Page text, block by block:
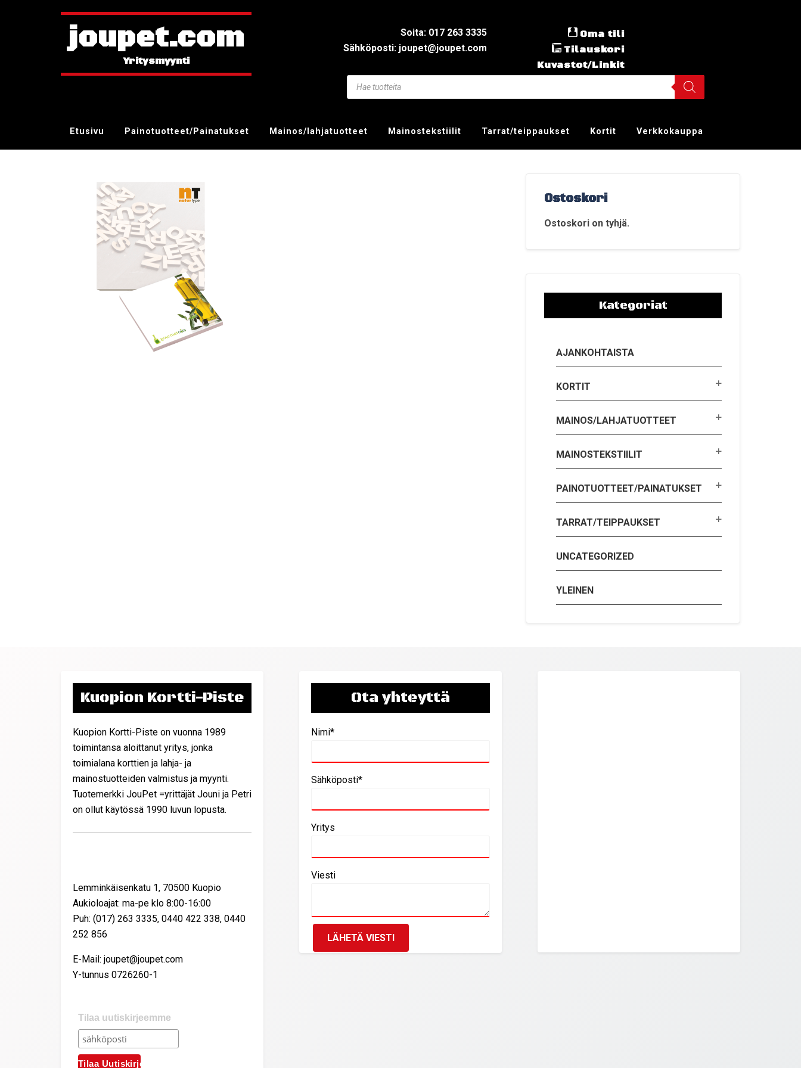
joupet.com
Soita: 017 263 3335
Sähköposti: joupet@joupet.com
Oma tili
Tilauskori
Kuvastot/Linkit
Etusivu Painotuotteet/Painatukset Mainos/lahjatuotteet Mainostekstiilit Tarrat/teippaukset Kortit Verkkokauppa
Ostoskori
Ostoskori on tyhjä.
Kategoriat
AJANKOHTAISTA
KORTIT
MAINOS/LAHJATUOTTEET
MAINOSTEKSTIILIT
PAINOTUOTTEET/PAINATUKSET
TARRAT/TEIPPAUKSET
UNCATEGORIZED
YLEINEN
Kuopion Kortti-Piste
Kuopion Kortti-Piste on vuonna 1989
toimintansa aloittanut yritys, jonka
toimialana korttien ja lahja- ja
mainostuotteiden valmistus ja myynti.
Tuotemerkki JouPet =yrittäjät Jouni ja Petri
on ollut käytössä 1990 luvun lopusta.
Lemminkäisenkatu 1, 70500 Kuopio
Aukioloajat: ma-pe klo 8:00-16:00
Puh: (017) 263 3335, 0440 422 338, 0440
252 856
E-Mail: joupet@joupet.com
Y-tunnus 0726260-1
Tilaa uutiskirjeemme
Ota yhteyttä
Nimi*
Sähköposti*
Yritys
Viesti